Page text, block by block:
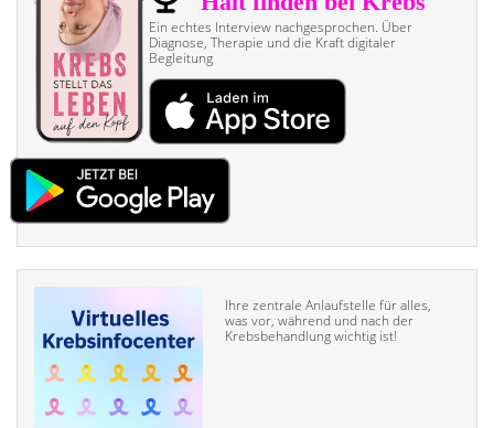
Ein echtes Interview nach­gesprochen. Über
Diagnose, Therapie und die Kraft digitaler
Begleitung
Ihre zentrale Anlaufstelle für alles,
was vor, während und nach der
Krebsbehandlung wichtig ist!